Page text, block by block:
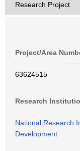
Research Project
Project/Area
63624515
Research
National Research
Development